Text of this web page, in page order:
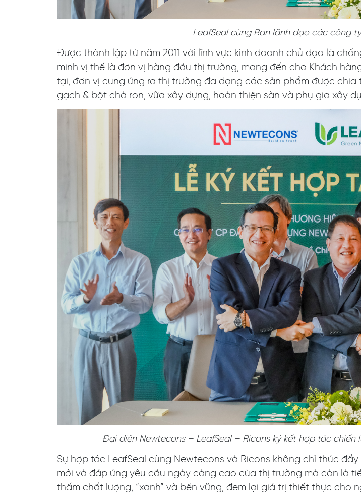
LeafSeal cùng Ban lãnh đạo các công
Được thành lập từ năm 2011 với lĩnh vực kinh doanh chủ đạo là
minh vị thế là đơn vị hàng đầu thị trường, mang đến cho Khách
tại, đơn vị cung ứng ra thị trường đa dạng các sản phẩm được
gạch & bột chà ron, vữa xây dựng, hoàn thiện sàn và phụ gia xây
Đại diện Newtecons – LeafSeal – Ricons ký kết hợp tác
Sự hợp tác LeafSeal cùng Newtecons và Ricons không chỉ thúc
mới và đáp ứng yêu cầu ngày càng cao của thị trường mà còn là
thấm chất lượng, “xanh” và bền vững, đem lại giá trị thiết thực cho